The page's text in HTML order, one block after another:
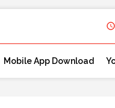
Mobile App Download